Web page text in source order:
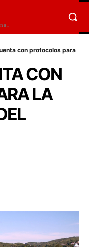
con protocolos para
CON
LA